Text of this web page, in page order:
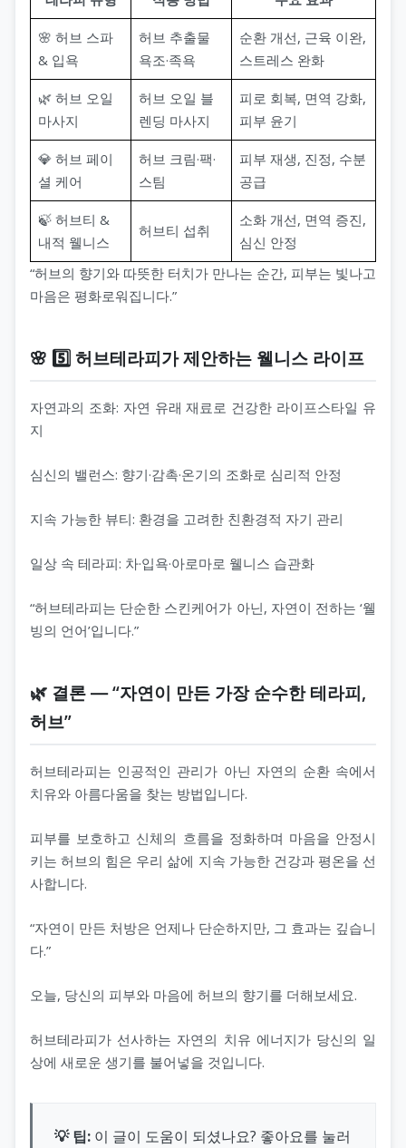
🌸 허브 스파
& 입욕
허브 추출물
욕조·족욕
순환 개선, 근육 이완,
스트레스 완화
🌿 허브 오일
마사지
허브 오일 블
렌딩 마사지
피로 회복, 면역 강화,
피부 윤기
💎 허브 페이
셜 케어
허브 크림·팩·
스팀
피부 재생, 진정, 수분
공급
🍃 허브티 &
내적 웰니스
허브티 섭취
소화 개선, 면역 증진,
심신 안정
“허브의 향기와 따뜻한 터치가 만나는 순간, 피부는 빛나고
마음은 평화로워집니다.”
🌸 5️⃣ 허브테라피가 제안하는 웰니스 라이프
자연과의 조화: 자연 유래 재료로 건강한 라이프스타일 유
지
심신의 밸런스: 향기·감촉·온기의 조화로 심리적 안정
지속 가능한 뷰티: 환경을 고려한 친환경적 자기 관리
일상 속 테라피: 차·입욕·아로마로 웰니스 습관화
“허브테라피는 단순한 스킨케어가 아닌, 자연이 전하는 ‘웰
빙의 언어’입니다.”
🌿 결론 ― “자연이 만든 가장 순수한 테라피,
허브”
허브테라피는 인공적인 관리가 아닌 자연의 순환 속에서
치유와 아름다움을 찾는 방법입니다.
피부를 보호하고 신체의 흐름을 정화하며 마음을 안정시
키는 허브의 힘은 우리 삶에 지속 가능한 건강과 평온을 선
사합니다.
“자연이 만든 처방은 언제나 단순하지만, 그 효과는 깊습니
다.”
오늘, 당신의 피부와 마음에 허브의 향기를 더해보세요.
허브테라피가 선사하는 자연의 치유 에너지가 당신의 일
상에 새로운 생기를 불어넣을 것입니다.
💡 팁: 이 글이 도움이 되셨나요? 좋아요를 눌러